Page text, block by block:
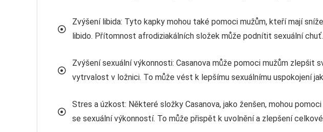
Zvýšení libida: Tyto kapky mohou také pomoci mužům, kteří mají
libido. Přítomnost afrodiziakálních složek může podnítit sexuální chuť.
Zvýšení sexuální výkonnosti: Casanova může pomoci mužům zlepšit
vytrvalost v ložnici. To může vést k lepšímu sexuálnímu uspokojení
Stres a úzkost: Některé složky Casanova, jako ženšen, mohou
se sexuální výkonností. To může přispět k uvolnění a zlepšení